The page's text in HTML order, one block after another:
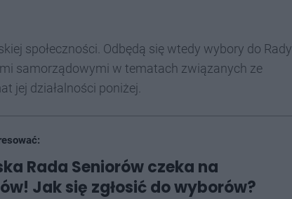
społeczności. Odbędą się wtedy wybory do Rady
samorządowymi w tematach związanych ze
jej działalności poniżej.
Rada Seniorów czeka na
Jak się zgłosić do wyborów?